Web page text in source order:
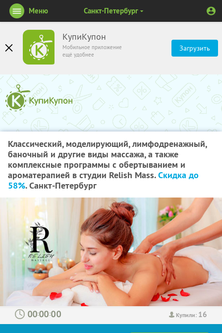
КупиКупон
Мобильное приложение
ещё удобнее
Загрузить
Меню Санкт-Петербург
Классический, моделирующий, лимфодренажный,
баночный и другие виды массажа, а также
комплексные программы с обертыванием и
ароматерапией в студии Relish Mass.Скидка до
58%. Санкт-Петербург
Купили: 16
: :